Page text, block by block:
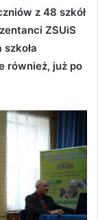
z 48 szkół
ZSUiS
również, już po